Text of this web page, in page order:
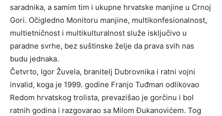
saradnika, a samim tim i ukupne hrvatske manjine u Crnoj
Gori. Očigledno Monitoru manjine, multikonfesionalnost,
multietničnost i multikulturalnost služe isključivo u
paradne svrhe, bez suštinske želje da prava svih nas
budu jednaka.
Četvrto, Igor Žuvela, branitelj Dubrovnika i ratni vojni
invalid, koga je 1999. godine Franjo Tuđman odlikovao
Redom hrvatskog trolista, prevazišao je gorčinu i bol
ratnih godina i razgovarao sa Milom Đukanovićem. Tog